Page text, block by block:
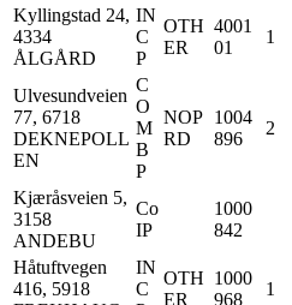
Kyllingstad 24,
4334
ÅLGÅRD
IN
C
P
OTH
ER
4001
01
1
Ulvesundveien
77, 6718
DEKNEPOLL
EN
C
O
M
B
P
NOP
RD
1004
896
2
Kjæråsveien 5,
3158
ANDEBU
Co
IP
1000
842
Håtuftvegen
416, 5918
IN
C
OTH
ER
1000
968
1